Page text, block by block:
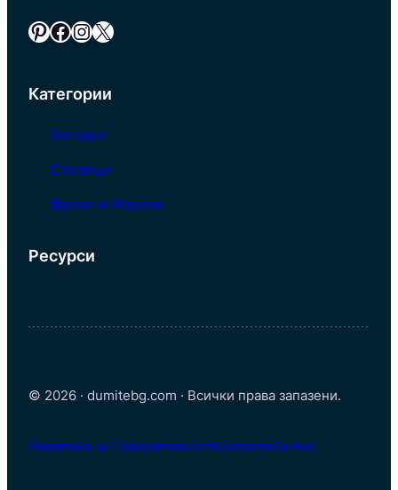
Pinterest Facebook InstagramX
Категории
Загадки
Столици
Фрази и Изрази
Ресурси
© 2026 · dumitebg.com · Всички права запазени.
Политика за ПоверителностКонтактиЗа Нас